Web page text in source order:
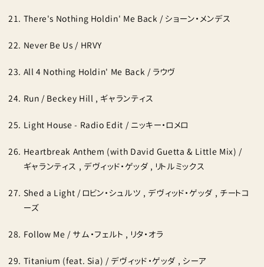
There's Nothing Holdin' Me Back / ショーン・メンデス
Never Be Us / HRVY
All 4 Nothing Holdin' Me Back / ラウヴ
Run / Beckey Hill , ギャランティス
Light House - Radio Edit / ニッキー・ロメロ
Heartbreak Anthem (with David Guetta & Little Mix) /
ギャランティス , デヴィッド・ゲッダ , リトルミックス
Shed a Light / ロビン・シュルツ , デヴィッド・ゲッダ , チートコ
ーズ
Follow Me / サム・フェルト , リタ・オラ
Titanium (feat. Sia) / デヴィッド・ゲッダ , シーア